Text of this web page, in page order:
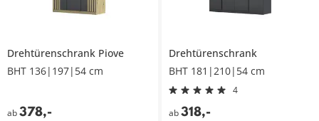
Drehtürenschrank Piove
BHT 136|197|54 cm
ab378,-
Drehtürenschrank
BHT 181|210|54 cm
4
ab 318,-